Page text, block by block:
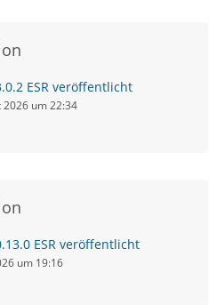
ESR veröffentlicht
2026 um 22:34
ESR veröffentlicht
um 19:16